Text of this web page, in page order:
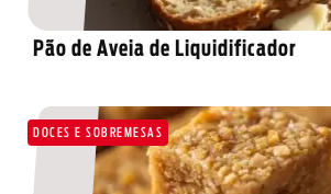
Pão de Aveia de Liquidificador
DOCES E SOBREMESAS